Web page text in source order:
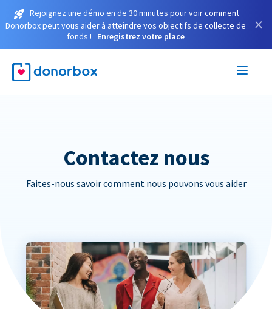
Rejoignez une démo en de 30 minutes pour voir comment
Donorbox peut vous aider à atteindre vos objectifs de collecte de
fonds !
Enregistrez votre place
×
Contactez nous
Faites-nous savoir comment nous pouvons vous aider